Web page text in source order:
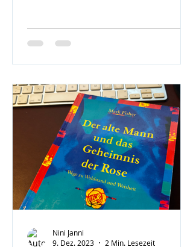
Nini Janni
9. Dez. 2023
2 Min. Lesezeit